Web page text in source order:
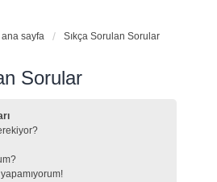
ana sayfa Sıkça Sorulan Sorular
Sorular